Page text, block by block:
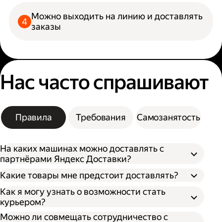
Можно выходить на линию и доставлять
заказы
Нас часто спрашивают
Правила Требования Самозанятость
На каких машинах можно доставлять с
партнёрами Яндекс Доставки?
Какие товары мне предстоит доставлять?
Как я могу узнать о возможности стать
курьером?
Можно ли совмещать сотрудничество с